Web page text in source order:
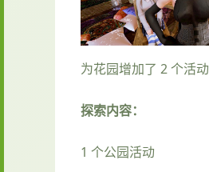
为花园增加了 2 个活动
探索内容：
1 个公园活动